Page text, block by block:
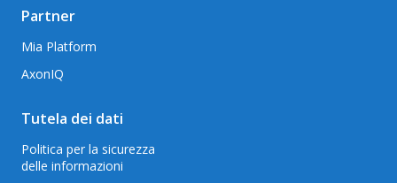
Partner
Mia Platform
AxonIQ
Tutela dei dati
Politica per la sicurezza
delle informazioni